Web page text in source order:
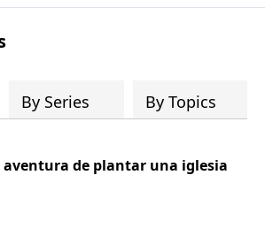
By Series By Topics
aventura de plantar una iglesia